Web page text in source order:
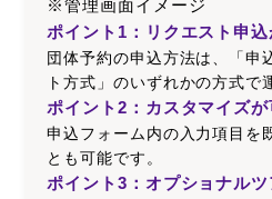
ポイント1：リクエスト申
団体予約の申込方法は、「申
ト方式」のいずれかの方式で
ポイント2：カスタマイズ
申込フォーム内の入力項目を
とも可能です。
ポイント3：オプショナル
※管理画面イメージ